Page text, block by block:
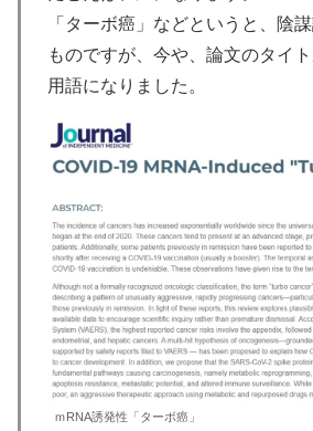
「ターボ癌」などというと、陰
ものですが、今や、論文のタイ
用語になりました。
ｍRNA誘発性「ターボ癌」